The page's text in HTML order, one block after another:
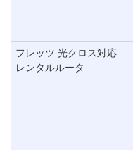
フレッツ 光クロス対応
レンタルルータ